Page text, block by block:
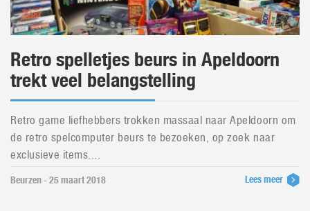
Retro spelletjes beurs in Apeldoorn
trekt veel belangstelling
Retro game liefhebbers trokken massaal naar Apeldoorn om
de retro spelcomputer beurs te bezoeken, op zoek naar
exclusieve items....
Beurzen - 25 maart 2018 Lees meer